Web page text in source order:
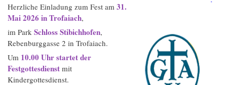
Herzliche Einladung zum Fest am 31.
Mai 2026 in Trofaiach,
im Park Schloss Stibichhofen,
Rebenburggasse 2 in Trofaiach.
Um 10.00 Uhr startet der
Festgottesdienst mit
Kindergottesdienst.